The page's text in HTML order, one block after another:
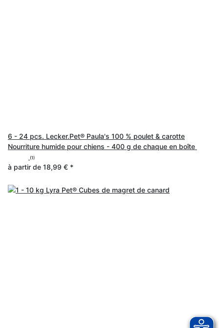
6 - 24 pcs. Lecker.Pet® Paula's 100 % poulet & carotte
Nourriture humide pour chiens - 400 g de chaque en boîte
(1)
à partir de 18,99 € *